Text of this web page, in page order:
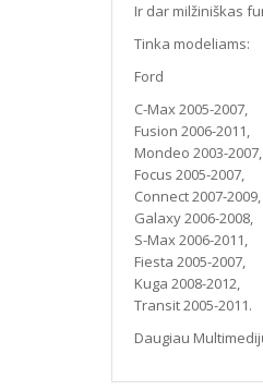
Ir dar milžiniškas
Tinka modeliams:
Ford
C-Max 2005-2007,
Fusion 2006-2011,
Mondeo 2003-2007,
Focus 2005-2007,
Connect 2007-2009,
Galaxy 2006-2008,
S-Max 2006-2011,
Fiesta 2005-2007,
Kuga 2008-2012,
Transit 2005-2011.
Daugiau